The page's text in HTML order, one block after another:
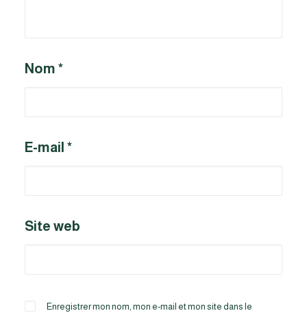
Nom *
E-mail *
Site web
Enregistrer mon nom, mon e-mail et mon site dans le